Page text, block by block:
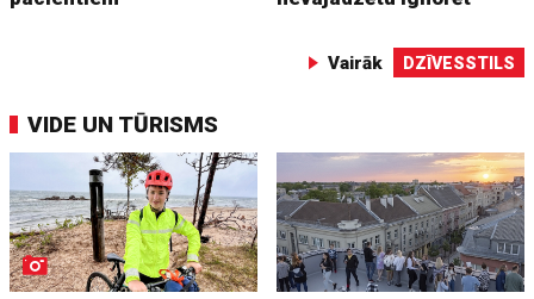
Vairāk DZĪVESSTILS
VIDE UN TŪRISMS